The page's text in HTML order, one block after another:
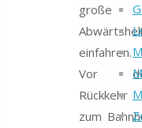
große
einfahren.
Vor
Rückkehr
zum